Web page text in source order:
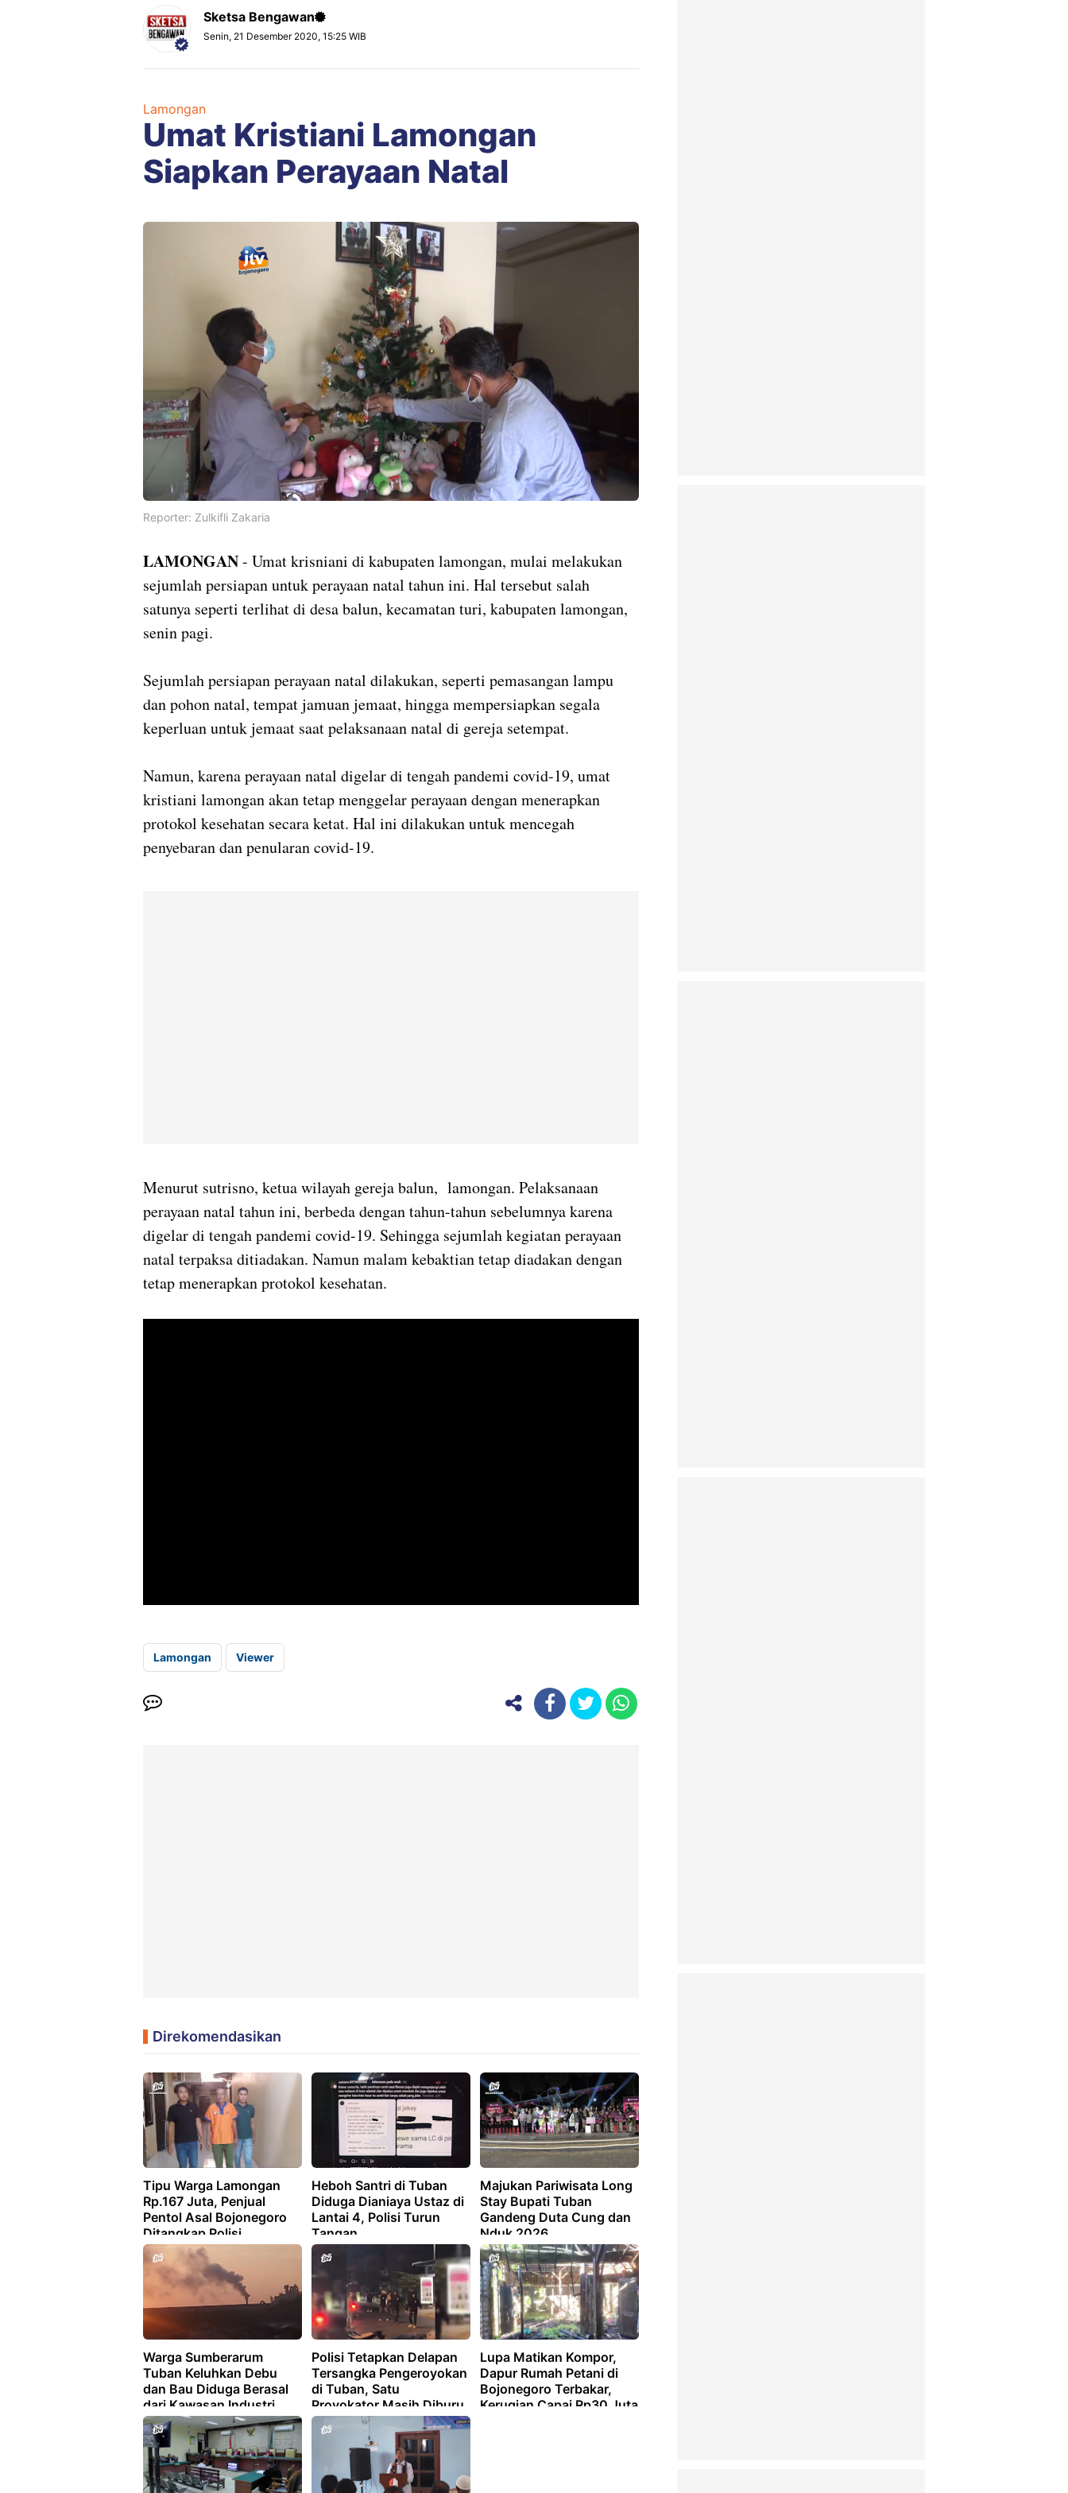
Sketsa Bengawan
Senin, 21 Desember 2020, 15:25 WIB
Lamongan
Umat Kristiani Lamongan
Siapkan Perayaan Natal
Reporter: Zulkifli Zakaria
LAMONGAN- Umat krisniani di kabupaten lamongan, mulai melakukan
sejumlah persiapan untuk perayaan natal tahun ini. Hal tersebut salah
satunya seperti terlihat di desa balun, kecamatan turi, kabupaten lamongan,
senin pagi.
Sejumlah persiapan perayaan natal dilakukan, seperti pemasangan lampu
dan pohon natal, tempat jamuan jemaat, hingga mempersiapkan segala
keperluan untuk jemaat saat pelaksanaan natal di gereja setempat.
Namun, karena perayaan natal digelar di tengah pandemi covid-19, umat
kristiani lamongan akan tetap menggelar perayaan dengan menerapkan
protokol kesehatan secara ketat. Hal ini dilakukan untuk mencegah
penyebaran dan penularan covid-19.
Menurut sutrisno, ketua wilayah gereja balun, lamongan. Pelaksanaan
perayaan natal tahun ini, berbeda dengan tahun-tahun sebelumnya karena
digelar di tengah pandemi covid-19. Sehingga sejumlah kegiatan perayaan
natal terpaksa ditiadakan. Namun malam kebaktian tetap diadakan dengan
tetap menerapkan protokol kesehatan.
Lamongan Viewer
Direkomendasikan
Tipu Warga Lamongan
Rp.167 Juta, Penjual
Pentol Asal Bojonegoro
Ditangkap Polisi
Heboh Santri di Tuban
Diduga Dianiaya Ustaz di
Lantai 4, Polisi Turun
Tangan
Majukan Pariwisata Long
Stay Bupati Tuban
Gandeng Duta Cung dan
Nduk 2026
Warga Sumberarum
Tuban Keluhkan Debu
dan Bau Diduga Berasal
dari Kawasan Industri
Semen
Polisi Tetapkan Delapan
Tersangka Pengeroyokan
di Tuban, Satu
Provokator Masih Diburu
Lupa Matikan Kompor,
Dapur Rumah Petani di
Bojonegoro Terbakar,
Kerugian Capai Rp30 Juta